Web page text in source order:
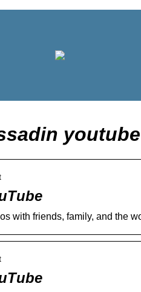
youtube
with friends, family, and the